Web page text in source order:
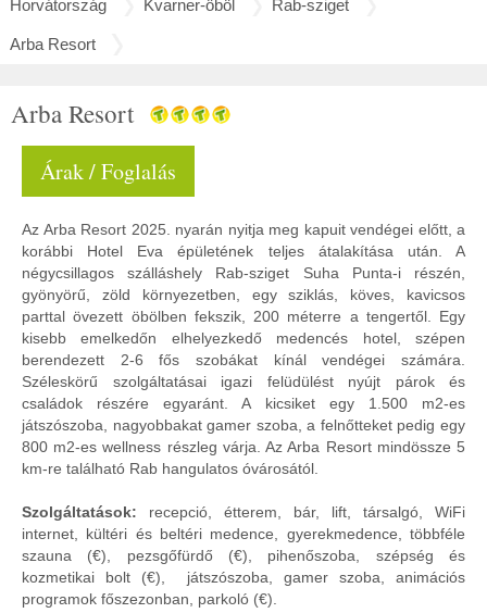
Horvátország Kvarner-öböl Rab-sziget
Arba Resort
Arba Resort
Árak / Foglalás
Az Arba Resort 2025. nyarán nyitja meg kapuit vendégei előtt, a
korábbi Hotel Eva épületének teljes átalakítása után. A
négycsillagos szálláshely Rab-sziget Suha Punta-i részén,
gyönyörű, zöld környezetben, egy sziklás, köves, kavicsos
parttal övezett öbölben fekszik, 200 méterre a tengertől. Egy
kisebb emelkedőn elhelyezkedő medencés hotel, szépen
berendezett 2-6 fős szobákat kínál vendégei számára.
Széleskörű szolgáltatásai igazi felüdülést nyújt párok és
családok részére egyaránt. A kicsiket egy 1.500 m2-es
játszószoba, nagyobbakat gamer szoba, a felnőtteket pedig egy
800 m2-es wellness részleg várja. Az Arba Resort mindössze 5
km-re található Rab hangulatos óvárosától.
Szolgáltatások: recepció, étterem, bár, lift, társalgó, WiFi
internet, kültéri és beltéri medence, gyerekmedence, többféle
szauna (€), pezsgőfürdő (€), pihenőszoba, szépség és
kozmetikai bolt (€), játszószoba, gamer szoba, animációs
programok főszezonban, parkoló (€).